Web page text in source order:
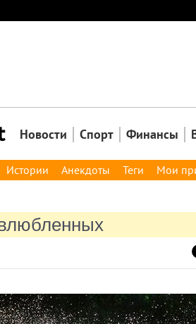
Новости Спорт Финансы
Истории Анекдоты Теги Мои